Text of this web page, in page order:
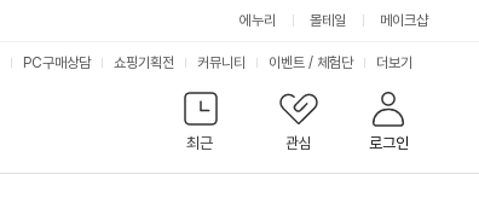
에누리 몰테일 메이크샵
최근
관심 로그인
PC구매상담 쇼핑기획전 커뮤니티 이벤트 / 체험단 서
비
스
더보기